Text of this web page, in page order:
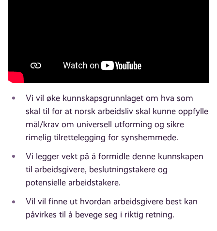
Vi vil øke kunnskapsgrunnlaget om hva som
skal til for at norsk arbeidsliv skal kunne oppfylle
mål/krav om universell utforming og sikre
rimelig tilrettelegging for synshemmede.
Vi legger vekt på å formidle denne kunnskapen
til arbeidsgivere, beslutningstakere og
potensielle arbeidstakere.
Vil vil finne ut hvordan arbeidsgivere best kan
påvirkes til å bevege seg i riktig retning.